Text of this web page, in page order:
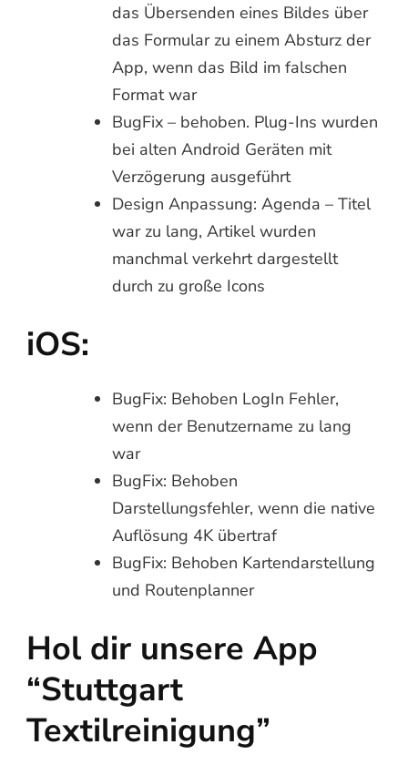
das Übersenden eines Bildes über
das Formular zu einem Absturz der
App, wenn das Bild im falschen
Format war
BugFix – behoben. Plug-Ins wurden
bei alten Android Geräten mit
Verzögerung ausgeführt
Design Anpassung: Agenda – Titel
war zu lang, Artikel wurden
manchmal verkehrt dargestellt
durch zu große Icons
iOS:
BugFix: Behoben LogIn Fehler,
wenn der Benutzername zu lang
war
BugFix: Behoben
Darstellungsfehler, wenn die native
Auflösung 4K übertraf
BugFix: Behoben Kartendarstellung
und Routenplanner
Hol dir unsere App
“Stuttgart
Textilreinigung”